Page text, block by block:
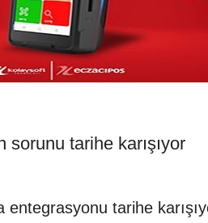
tarihe karışıyor
entegrasyonu tarihe